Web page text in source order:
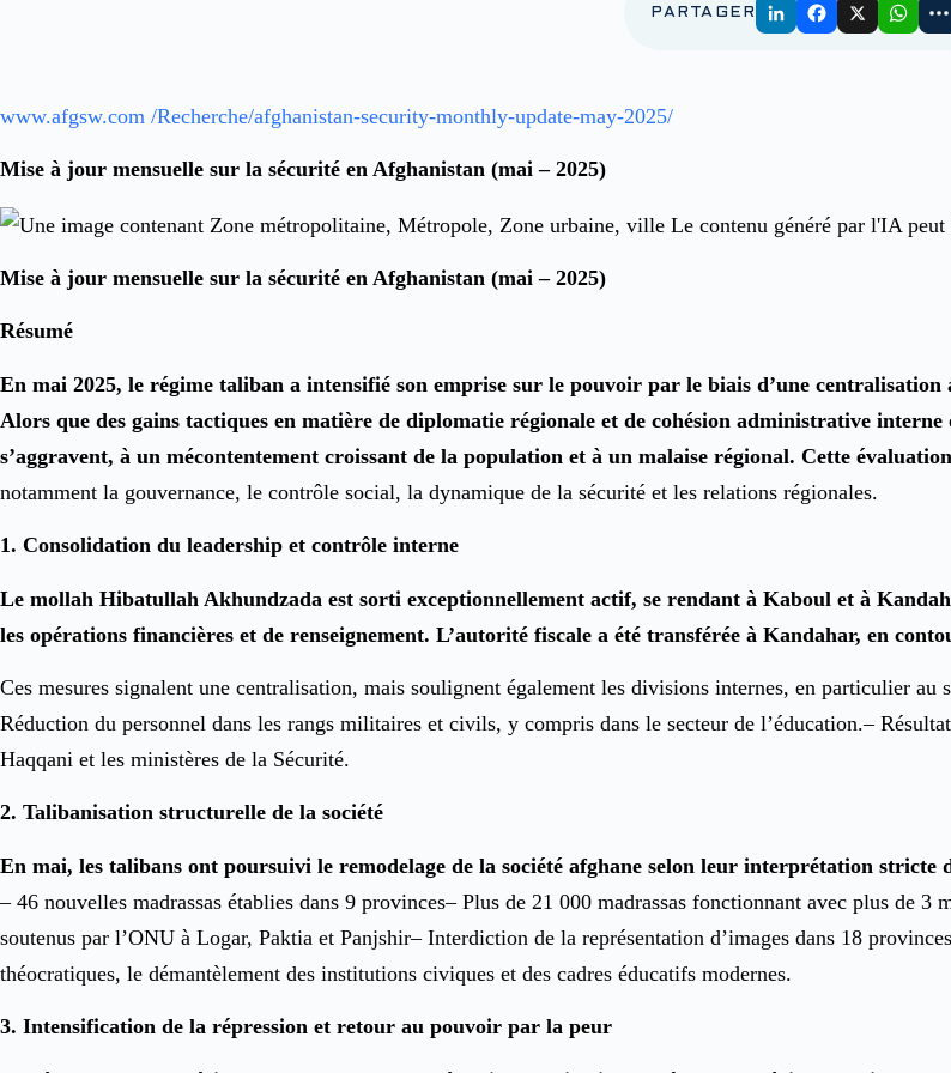
PARTAGER
www.afgsw.com /Recherche/afghanistan-security-monthly-update-may-2025/
Mise à jour mensuelle sur la sécurité en Afghanistan (mai – 2025)
Mise à jour mensuelle sur la sécurité en Afghanistan (mai – 2025)
Résumé
En mai 2025, le régime taliban a intensifié son emprise sur le pouvoir par le biais d’une
Alors que des gains tactiques en matière de diplomatie régionale et de cohésion administrative
s’aggravent, à un mécontentement croissant de la population et à un malaise régional. Cette
notamment la gouvernance, le contrôle social, la dynamique de la sécurité et les relations régionales.
1. Consolidation du leadership et contrôle interne
Le mollah Hibatullah Akhundzada est sorti exceptionnellement actif, se rendant à Kaboul et à
les opérations financières et de renseignement. L’autorité fiscale a été transférée à Kandahar, en
Ces mesures signalent une centralisation, mais soulignent également les divisions internes, en particulier
Réduction du personnel dans les rangs militaires et civils, y compris dans le secteur de l’éducation.–
Haqqani et les ministères de la Sécurité.
2. Talibanisation structurelle de la société
En mai, les talibans ont poursuivi le remodelage de la société afghane selon leur interprétation stricte
– 46 nouvelles madrassas établies dans 9 provinces– Plus de 21 000 madrassas fonctionnant avec plus de
soutenus par l’ONU à Logar, Paktia et Panjshir– Interdiction de la représentation d’images dans 18
théocratiques, le démantèlement des institutions civiques et des cadres éducatifs modernes.
3. Intensification de la répression et retour au pouvoir par la peur